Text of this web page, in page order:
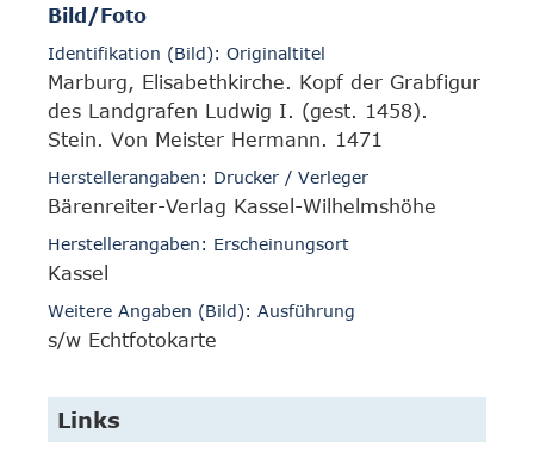
Bild/Foto
Identifikation (Bild): Originaltitel
Marburg, Elisabethkirche. Kopf der Grabfigur
des Landgrafen Ludwig I. (gest. 1458).
Stein. Von Meister Hermann. 1471
Herstellerangaben: Drucker / Verleger
Bärenreiter-Verlag Kassel-Wilhelmshöhe
Herstellerangaben: Erscheinungsort
Kassel
Weitere Angaben (Bild): Ausführung
s/w Echtfotokarte
Links